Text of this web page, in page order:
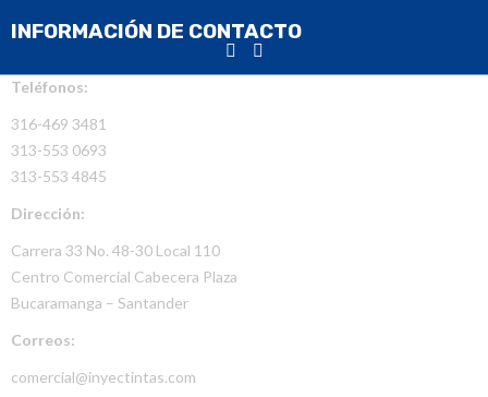
INFORMACIÓN DE CONTACTO
Teléfonos:
316-469 3481
313-553 0693
313-553 4845
Dirección:
Carrera 33 No. 48-30 Local 110
Centro Comercial Cabecera Plaza
Bucaramanga – Santander
Correos:
comercial@inyectintas.com